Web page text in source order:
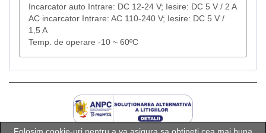
Incarcator auto Intrare: DC 12-24 V; Iesire: DC 5 V / 2 A
AC incarcator Intrare: AC 110-240 V; Iesire: DC 5 V /
1,5 A
Temp. de operare -10 ~ 60ºC